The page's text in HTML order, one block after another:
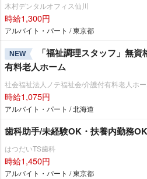
木村デンタルオフィス仙川
時給1,300円
アルバイト・パート / 東京都
NEW
「福祉調理スタッフ」無
有料老人ホーム
社会福祉法人ノテ福祉会/介護付有料老人ホ
時給1,075円
アルバイト・パート / 北海道
歯科助手/未経験OK・扶養内勤務OK
はつだいTS歯科
時給1,450円
アルバイト・パート / 東京都